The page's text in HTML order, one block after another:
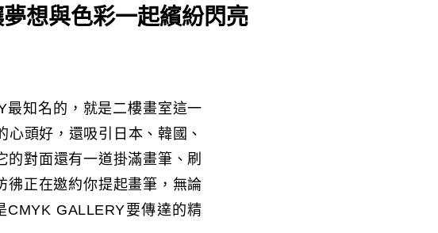
想與色彩一起繽紛閃亮
最知名的，就是二樓畫室這一
頭好，還吸引日本、韓國、
對面還有一道掛滿畫筆、刷
彿正在邀約你提起畫筆，無論
GALLERY要傳達的精